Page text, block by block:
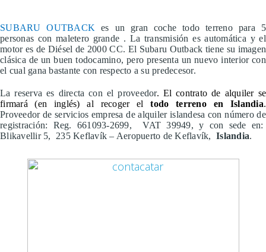
SUBARU OUTBACKes un gran coche todo terreno para 5
personas con maletero grande . La transmisión es automática y el
motor es de Diésel de 2000 CC. El Subaru Outback tiene su imagen
clásica de un buen todocamino, pero presenta un nuevo interior con
el cual gana bastante con respecto a su predecesor.
La reserva es directa con el proveedor. El contrato de alquiler se
firmará (en inglés) al recoger eltodo terreno en Islandia.
Proveedor de servicios empresa de alquiler islandesa con número de
registración: Reg. 661093-2699, VAT 39949, y con sede en:
Blikavellir 5, 235 Keflavík – Aeropuerto de Keflavík, Islandia.